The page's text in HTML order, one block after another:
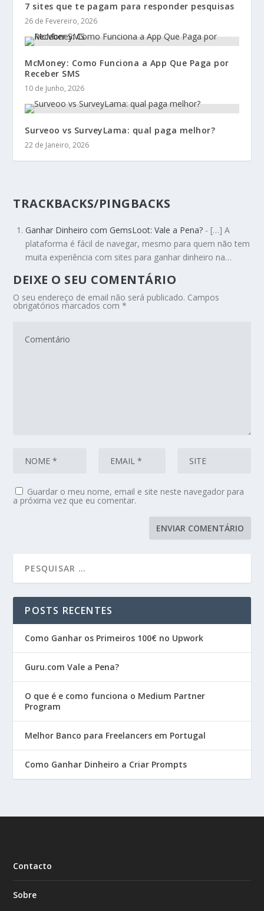
7 sites que te pagam para responder pesquisas
26 de Fevereiro, 2026
McMoney: Como Funciona a App Que Paga por
Receber SMS
10 de Junho, 2026
Surveoo vs SurveyLama: qual paga melhor?
22 de Janeiro, 2026
TRACKBACKS/PINGBACKS
Ganhar Dinheiro com GemsLoot: Vale a Pena? - […] A
plataforma é fácil de navegar, mesmo para quem não tem
muita experiência com sites para ganhar dinheiro na…
DEIXE O SEU COMENTÁRIO
O seu endereço de email não será publicado. Campos
obrigatórios marcados com*
Guardar o meu nome, email e site neste navegador para
a próxima vez que eu comentar.
POSTS RECENTES
Como Ganhar os Primeiros 100€ no Upwork
Guru.com Vale a Pena?
O que é e como funciona o Medium Partner
Program
Melhor Banco para Freelancers em Portugal
Como Ganhar Dinheiro a Criar Prompts
Contacto
Sobre